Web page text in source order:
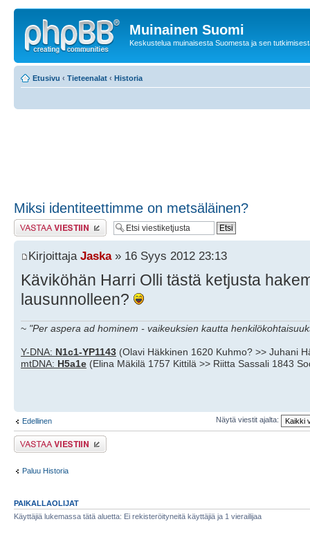
Muinainen Suomi
Keskustelua muinaisesta Suomesta ja sen
Etusivu ‹ Tieteenalat ‹ Historia
Miksi identiteettimme on metsäläinen?
Lähetä vastaus
Kirjoittaja Jaska» 16 Syys 2012 23:13
Käviköhän Harri Olli tästä ketjusta
lausunnolleen?
~ "Per aspera ad hominem - vaikeuksien kautta
Y-DNA: N1c1-YP1143 (Olavi Häkkinen 1620 Kuhmo? >> Juhani
mtDNA: H5a1e (Elina Mäkilä 1757 Kittilä >> Riitta Sassali 1843
Edellinen Näytä viestit ajalta:
Lähetä vastaus
Paluu Historia
PAIKALLAOLIJAT
Käyttäjiä lukemassa tätä aluetta: Ei rekisteröityneitä käyttäjiä ja 1 vierailijaa